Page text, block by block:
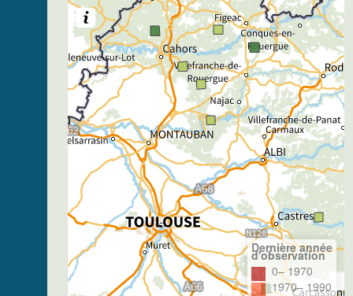
Dernière année
d'observation
0– 1970
1970– 1990